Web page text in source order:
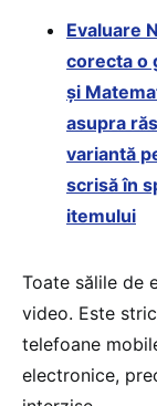
Evaluare
corecta o
și
asupra
variantă
scrisă în
itemului
Toate sălile de
video. Este
telefoane
electronice,